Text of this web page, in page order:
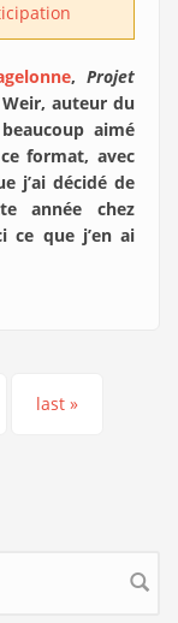
,Projet
auteur du
aimé
format, avec
j’ai décidé de
année chez
ce que j’en ai
last »